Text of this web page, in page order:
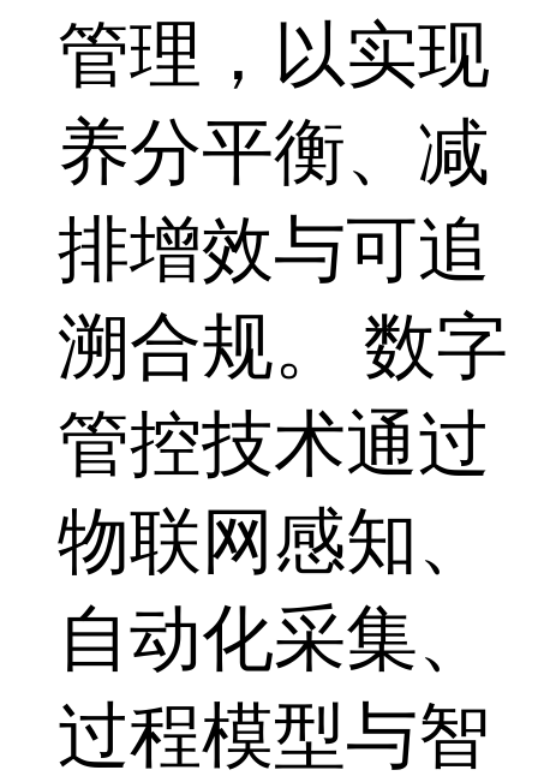
管理，以实现
养分平衡、减
排增效与可追
溯合规。 数字
管控技术通过
物联网感知、
自动化采集、
过程模型与智